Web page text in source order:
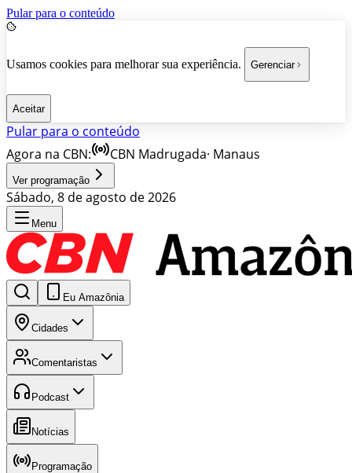
Pular para o conteúdo
Usamos cookies para melhorar sua experiência. Gerenciar
Aceitar
Pular para o conteúdo
Agora na CBN:
CBN Madrugada· Manaus
Ver programação
Sábado, 8 de agosto de 2026
Menu
Eu Amazônia
Cidades
Comentaristas
Podcast
Notícias
Programação